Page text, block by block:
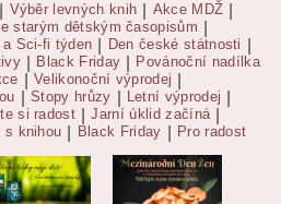
Výběr levných knih Akce MDŽ
starým dětským časopisům
a Sci-fi týden Den české státnosti
Black Friday Povánoční nadílka
Velikonoční výprodej
Stopy hrůzy Letní výprodej
si radost Jarní úklid začíná
s knihou Black Friday Pro radost